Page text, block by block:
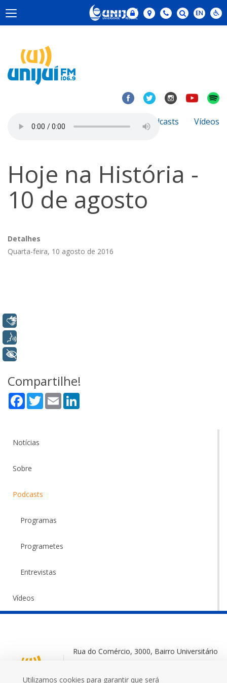
Notícias Podcasts Vídeos
Hoje na História -
10 de agosto
Detalhes
Quarta-feira, 10 agosto de 2016
Compartilhe!
Facebook
TwitterEmail
Notícias
Sobre
Podcasts
Programas
Programetes
Entrevistas
Vídeos
Rua do Comércio, 3000, Bairro Universitário
Utilizamos cookies para garantir que será